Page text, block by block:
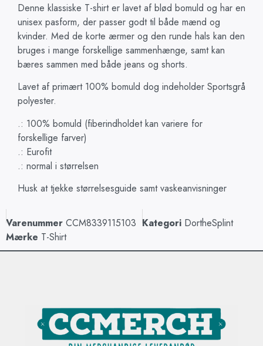
Denne klassiske T-shirt er lavet af blød bomuld og har en
unisex pasform, der passer godt til både mænd og
kvinder. Med de korte ærmer og den runde hals kan den
bruges i mange forskellige sammenhænge, samt kan
bæres sammen med både jeans og shorts.
Lavet af primært 100% bomuld dog indeholder Sportsgrå
polyester.
.: 100% bomuld (fiberindholdet kan variere for
forskellige farver)
.: Eurofit
.: normal i størrelsen
Husk at tjekke størrelsesguide samt vaskeanvisninger
Varenummer CCM8339115103 Kategori DortheSplint
Mærke T-Shirt